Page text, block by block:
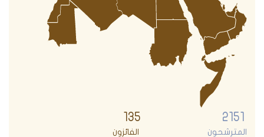
2151
135
المترشحون الفائزون